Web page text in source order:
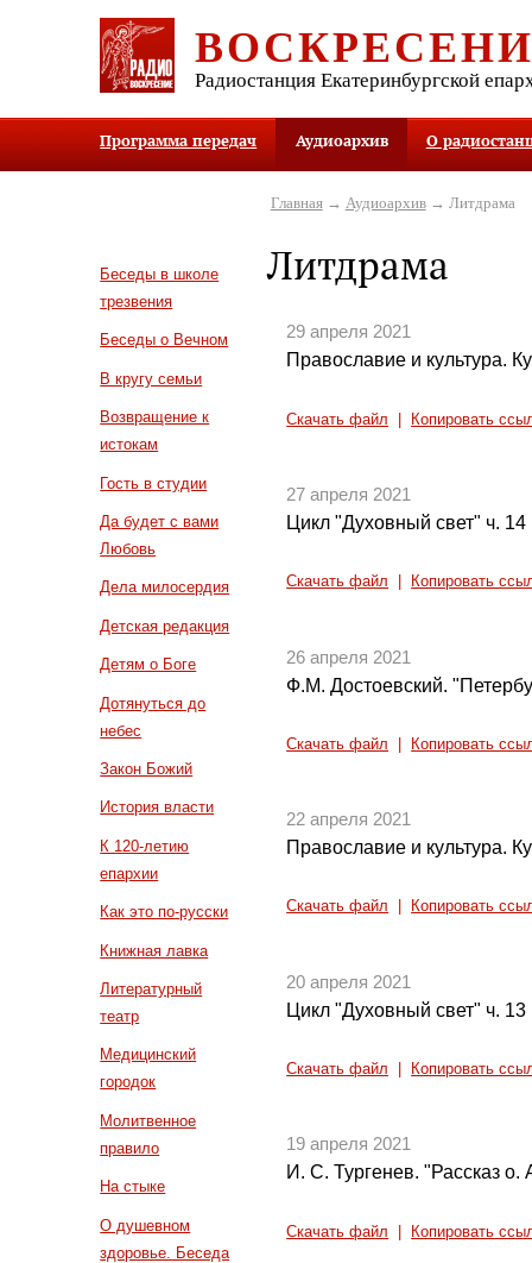
Радиостанция Екатеринбургской
Программа передач Аудиоархив О
Беседы в школе
трезвения
Беседы о Вечном
В кругу семьи
Возвращение к
истокам
Гость в студии
Да будет с вами
Любовь
Дела милосердия
Детская редакция
Детям о Боге
Дотянуться до
небес
Закон Божий
История власти
К 120-летию
епархии
Как это по-русски
Книжная лавка
Литературный
театр
Медицинский
городок
Молитвенное
правило
На стыке
О душевном
здоровье. Беседа
Главная→ Аудиоархив→ Литдрама
Литдрама
29 апреля 2021
Православие и культура.
Скачать файл Копировать
27 апреля 2021
Цикл "Духовный свет" ч. 14
Скачать файл Копировать
26 апреля 2021
Ф.М. Достоевский.
Скачать файл Копировать
22 апреля 2021
Православие и культура.
Скачать файл Копировать
20 апреля 2021
Цикл "Духовный свет" ч. 13
Скачать файл Копировать
19 апреля 2021
И. С. Тургенев. "Рассказ о.
Скачать файл Копировать